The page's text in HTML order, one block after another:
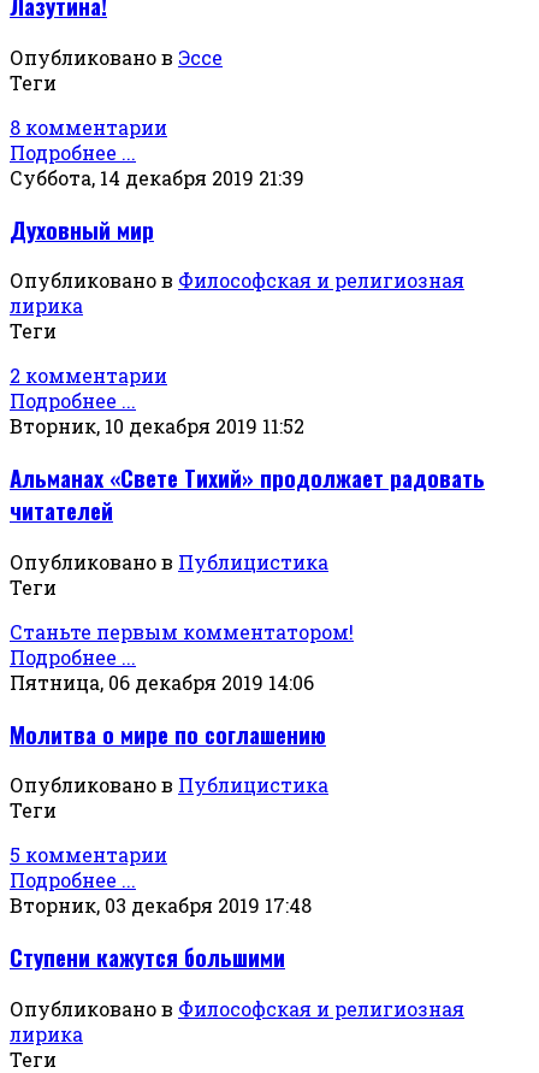
Опубликовано в Эссе
Теги
8 комментарии
Подробнее ...
Суббота, 14 декабря 2019 21:39
Духовный мир
Опубликовано в Философская и религиозная
лирика
Теги
2 комментарии
Подробнее ...
Вторник, 10 декабря 2019 11:52
Альманах «Свете Тихий» продолжает радовать
читателей
Опубликовано в Публицистика
Теги
Станьте первым комментатором!
Подробнее ...
Пятница, 06 декабря 2019 14:06
Молитва о мире по соглашению
Опубликовано в Публицистика
Теги
5 комментарии
Подробнее ...
Вторник, 03 декабря 2019 17:48
Ступени кажутся большими
Опубликовано в Философская и религиозная
лирика
Теги